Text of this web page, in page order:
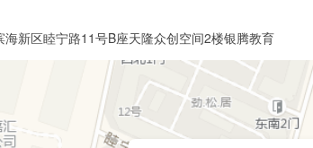
海新区睦宁路11号B座天隆众创空间2楼银腾教育